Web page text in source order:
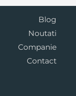
Blog
Noutati
Companie
Contact